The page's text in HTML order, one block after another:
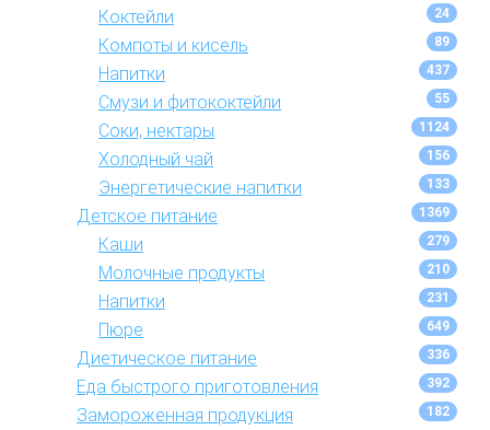
Коктейли 24
Компоты и кисель 89
Напитки 437
Смузи и фитококтейли 55
Соки, нектары 1124
Холодный чай 156
Энергетические напитки 133
Детское питание 1369
Каши 279
Молочные продукты 210
Напитки 231
Пюре 649
Диетическое питание 336
Еда быстрого приготовления 392
Замороженная продукция 182